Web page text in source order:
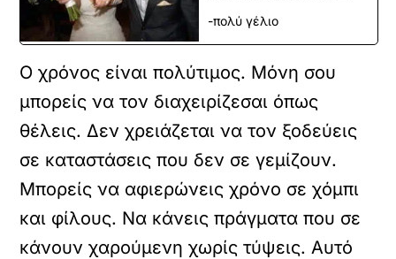
-πολύ γέλιο
Ο χρόνος είναι πολύτιμος. Μόνη σου
μπορείς να τον διαχειρίζεσαι όπως
θέλεις. Δεν χρειάζεται να τον ξοδεύεις
σε καταστάσεις που δεν σε γεμίζουν.
Μπορείς να αφιερώνεις χρόνο σε χόμπι
και φίλους. Να κάνεις πράγματα που σε
κάνουν χαρούμενη χωρίς τύψεις. Αυτό